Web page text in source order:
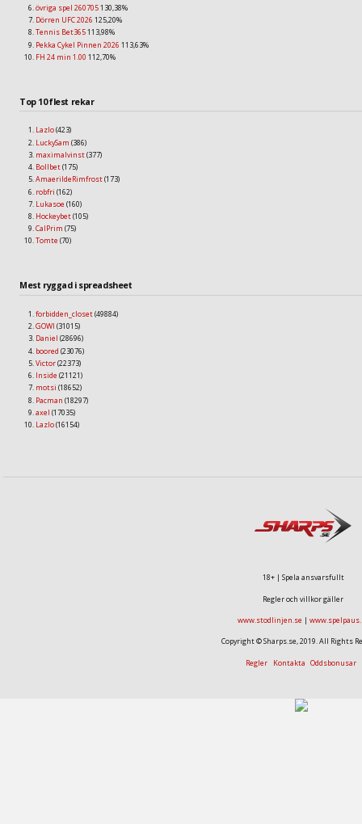
övriga spel 260705130,38%
Dörren UFC 2026 125,20%
Tennis Bet365113,98%
Pekka Cykel Pinnen 2026 113,63%
FH 24 min 1.00 112,70%
Top 10 flest rekar
Lazlo(423)
LuckySam (386)
maximalvinst(377)
Bollbet(175)
AmaerildeRimfrost(173)
robfri (162)
Lukasoe (160)
Hockeybet(105)
CalPrim (75)
Tomte (70)
Mest ryggad i spreadsheet
forbidden_closet(49884)
GOWI (31015)
Daniel (28696)
boored (23076)
Victor(22373)
Inside (21121)
motsi (18652)
Pacman (18297)
axel (17035)
Lazlo(16154)
18+ | Spela ansvarsfullt
Regler och villkor gäller
www.stodlinjen.se |
Copyright © Sharps.se, 2019. All Rights
Regler Kontakta Oddsbonusar